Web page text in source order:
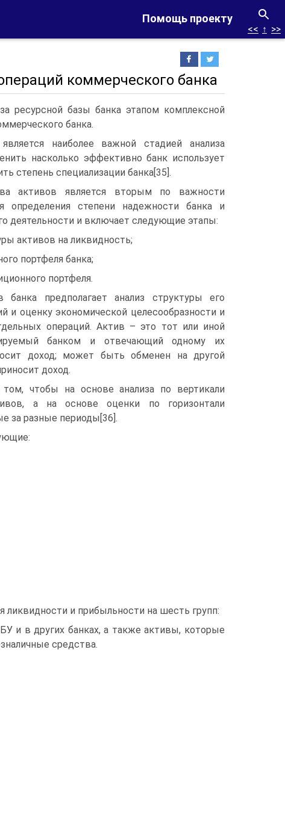
Помощь проекту
<< ↑ >>
коммерческого банка
ресурсной базы банка этапом комплексной
банка.
наиболее важной стадией анализа
насколько эффективно банк использует
степень специализации банка[35].
активов является вторым по важности
определения степени надежности банка и
деятельности и включает следующие этапы:
активов на ликвидность;
портфеля банка;
портфеля.
банка предполагает анализ структуры его
и оценку экономической целесообразности и
операций. Актив – это тот или иной
банком и отвечающий одному их
доход; может быть обменен на другой
доход.
чтобы на основе анализа по вертикали
а на основе оценки по горизонтали
за разные периоды[36].
и прибыльности на шесть групп:
и в других банках, а также активы, которые
средства.